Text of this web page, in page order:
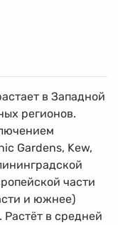
в Западной
регионов.
Gardens, Kew,
части
и южнее)
Растёт в средней